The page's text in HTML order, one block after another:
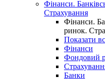
Фінанси.
Страхування
Фінанси.
ринок.
Показати
Фінанси
Фондовий
Банки